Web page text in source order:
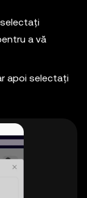
a vă
apoi selectați